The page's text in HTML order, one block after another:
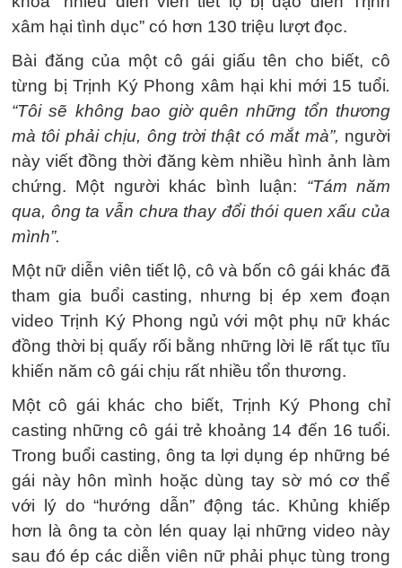
xâm hại tình dục” có hơn 130 triệu lượt đọc.
Bài đăng của một cô gái giấu tên cho biết, cô
từng bị Trịnh Ký Phong xâm hại khi mới 15 tuổi.
“Tôi sẽ không bao giờ quên những tổn thương
mà tôi phải chịu, ông trời thật có mắt mà”, người
này viết đồng thời đăng kèm nhiều hình ảnh làm
chứng. Một người khác bình luận: “Tám năm
qua, ông ta vẫn chưa thay đổi thói quen xấu của
mình”.
Một nữ diễn viên tiết lộ, cô và bốn cô gái khác đã
tham gia buổi casting, nhưng bị ép xem đoạn
video Trịnh Ký Phong ngủ với một phụ nữ khác
đồng thời bị quấy rối bằng những lời lẽ rất tục tĩu
khiến năm cô gái chịu rất nhiều tổn thương.
Một cô gái khác cho biết, Trịnh Ký Phong chỉ
casting những cô gái trẻ khoảng 14 đến 16 tuổi.
Trong buổi casting, ông ta lợi dụng ép những bé
gái này hôn mình hoặc dùng tay sờ mó cơ thể
với lý do “hướng dẫn” động tác. Khủng khiếp
hơn là ông ta còn lén quay lại những video này
sau đó ép các diễn viên nữ phải phục tùng trong